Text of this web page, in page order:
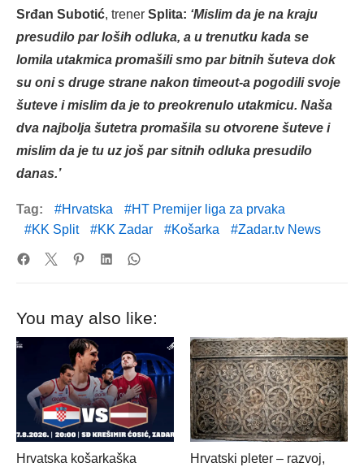
Srđan Subotić, trener Splita: ‘Mislim da je na kraju
presudilo par loših odluka, a u trenutku kada se
lomila utakmica promašili smo par bitnih šuteva dok
su oni s druge strane nakon timeout-a pogodili svoje
šuteve i mislim da je to preokrenulo utakmicu. Naša
dva najbolja šutetra promašila su otvorene šuteve i
mislim da je tu uz još par sitnih odluka presudilo
danas.’
Tag: Hrvatska
HT Premijer liga za prvaka
KK Split
KK Zadar Košarka Zadar.tv News
You may also like:
Hrvatska košarkaška
Hrvatski pleter – razvoj,